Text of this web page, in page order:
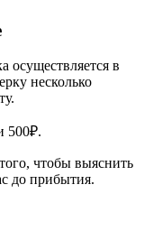
в
несколько
500₽.
чтобы выяснить
до прибытия.